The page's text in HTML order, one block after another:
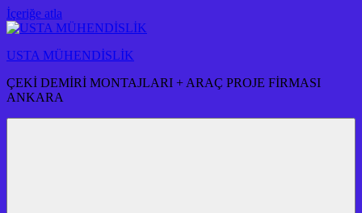
İçeriğe atla
USTA MÜHENDİSLİK
ÇEKİ DEMİRİ MONTAJLARI + ARAÇ PROJE FİRMASI
ANKARA